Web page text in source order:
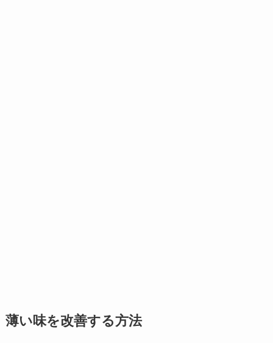
薄い味を改善する方法